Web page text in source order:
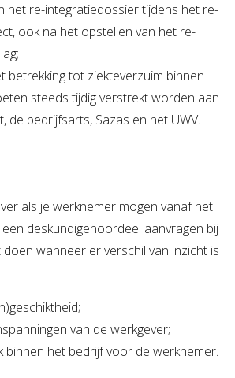
het re-integratiedossier tijdens het re-
ook na het opstellen van het re-
betrekking tot ziekteverzuim binnen
steeds tijdig verstrekt worden aan
de bedrijfsarts, Sazas en het UWV.
als je werknemer mogen vanaf het
deskundigenoordeel aanvragen bij
doen wanneer er verschil van inzicht is
van de werkgever;
binnen het bedrijf voor de werknemer.